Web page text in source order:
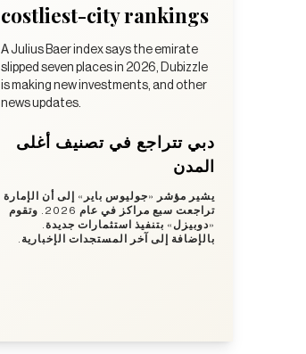
costliest-city rankings
A Julius Baer index says the emirate
slipped seven places in 2026, Dubizzle
is making new investments, and other
news updates.
دبي تتراجع في تصنيف أغلى
المدن
يشير مؤشر «جوليوس باير» إلى أن الإمارة
تراجعت سبع مراكز في عام 2026. وتقوم
«دوبيزل» بتنفيذ استثمارات جديدة.
بالإضافة إلى آخر المستجدات الإخبارية.